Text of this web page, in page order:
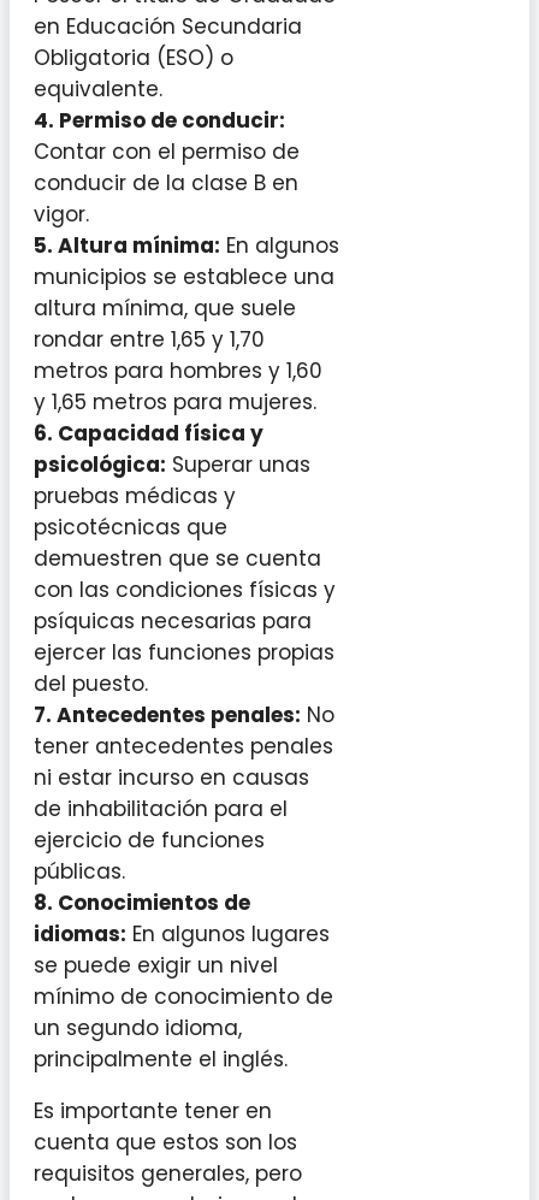
en Educación Secundaria
Obligatoria (ESO) o
equivalente.
4. Permiso de conducir:
Contar con el permiso de
conducir de la clase B en
vigor.
5. Altura mínima: En algunos
municipios se establece una
altura mínima, que suele
rondar entre 1,65 y 1,70
metros para hombres y 1,60
y 1,65 metros para mujeres.
6. Capacidad física y
psicológica: Superar unas
pruebas médicas y
psicotécnicas que
demuestren que se cuenta
con las condiciones físicas y
psíquicas necesarias para
ejercer las funciones propias
del puesto.
7. Antecedentes penales: No
tener antecedentes penales
ni estar incurso en causas
de inhabilitación para el
ejercicio de funciones
públicas.
8. Conocimientos de
idiomas: En algunos lugares
se puede exigir un nivel
mínimo de conocimiento de
un segundo idioma,
principalmente el inglés.
Es importante tener en
cuenta que estos son los
requisitos generales, pero